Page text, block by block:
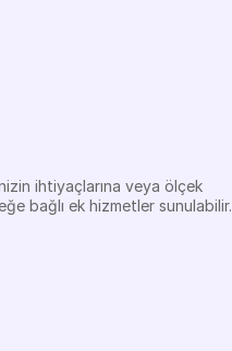
ihtiyaçlarına veya ölçek
bağlı ek hizmetler sunulabilir.